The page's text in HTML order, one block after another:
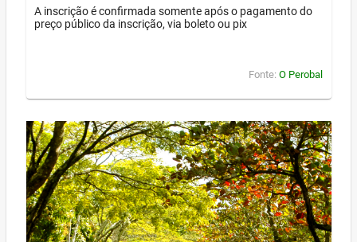
A inscrição é confirmada somente após o pagamento do
preço público da inscrição, via boleto ou pix
Fonte: O Perobal